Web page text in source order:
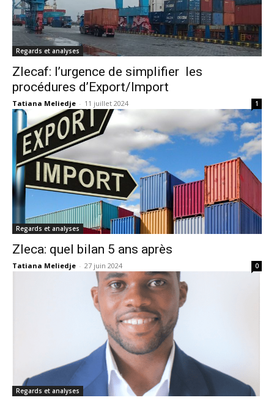
Regards et analyses
Zlecaf: l’urgence de simplifier les
procédures d’Export/Import
Tatiana Meliedje - 11 juillet 2024 1
Regards et analyses
Zleca: quel bilan 5 ans après
Tatiana Meliedje - 27 juin 2024 0
Regards et analyses